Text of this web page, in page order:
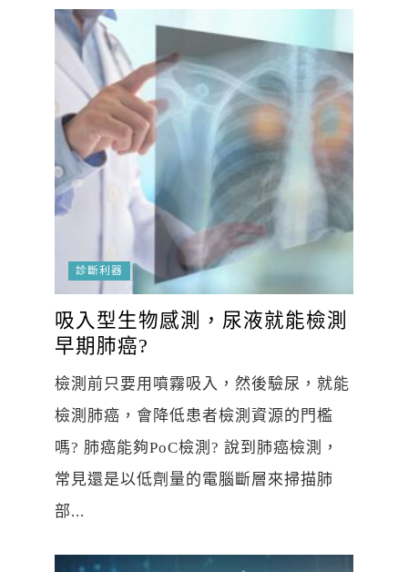
診斷利器
吸入型生物感測，尿液就能檢測
早期肺癌?
檢測前只要用噴霧吸入，然後驗尿，就能
檢測肺癌，會降低患者檢測資源的門檻
嗎? 肺癌能夠PoC檢測? 說到肺癌檢測，
常見還是以低劑量的電腦斷層來掃描肺
部...